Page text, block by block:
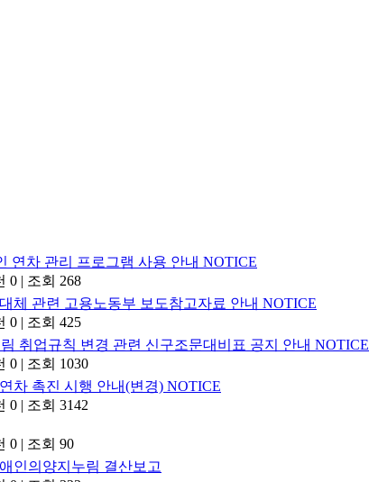
연차 관리 프로그램 사용 안내 NOTICE
0 | 조회 268
체 관련 고용노동부 보도참고자료 안내 NOTICE
0 | 조회 425
취업규칙 변경 관련 신구조문대비표 공지 안내 NOTICE
0 | 조회 1030
차 촉진 시행 안내(변경) NOTICE
0 | 조회 3142
0 | 조회 90
인의양지누림 결산보고